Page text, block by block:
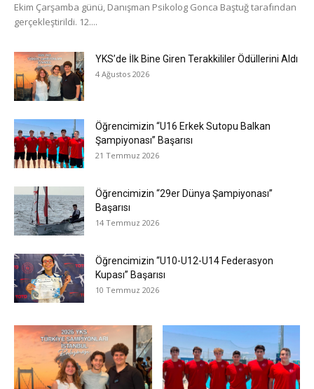
Ekim Çarşamba günü, Danışman Psikolog Gonca Baştuğ tarafından
gerçekleştirildi. 12....
YKS’de İlk Bine Giren Terakkililer Ödüllerini Aldı
4 Ağustos 2026
Öğrencimizin “U16 Erkek Sutopu Balkan
Şampiyonası” Başarısı
21 Temmuz 2026
Öğrencimizin “29er Dünya Şampiyonası”
Başarısı
14 Temmuz 2026
Öğrencimizin “U10-U12-U14 Federasyon
Kupası” Başarısı
10 Temmuz 2026